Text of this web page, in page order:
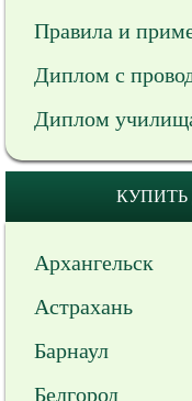
Правила и
Диплом с
Диплом
Архангельск
Астрахань
Барнаул
Белгород